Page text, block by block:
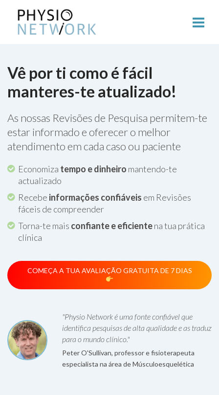
Vê por ti como é fácil
manteres-te atualizado!
As nossas Revisões de Pesquisa permitem-te
estar informado e oferecer o melhor
atendimento em cada caso ou paciente
Economiza tempo e dinheiro mantendo-te
actualizado
Recebe informações confiáveis em Revisões
fáceis de compreender
Torna-te mais confiante e eficientena tua prática
clínica
COMEÇA A TUA AVALIAÇÃO GRATUITA DE 7 DIAS
"Physio Network é uma fonte confiável que
identifica pesquisas de alta qualidade e as traduz
para o mundo clínico."
Peter O'Sullivan, professor e fisioterapeuta
especialista na área de Músculoesquelética